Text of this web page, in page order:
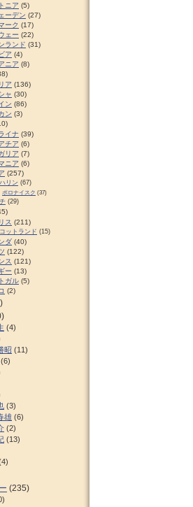
ニア (5)
ーデン (27)
ーク (17)
ェー (22)
ランド (31)
ア (4)
ニア (8)
ア (136)
ャ (30)
ン (86)
ン (3)
イナ (39)
チア (6)
リア (7)
ニア (6)
(257)
リン (67)
ポロナイスク (37)
(29)
ス (211)
ットランド (15)
ダ (40)
(122)
ス (121)
ー (13)
ガル (5)
(2)
(4)
昭 (11)
(6)
(3)
雄 (6)
(2)
(13)
(235)